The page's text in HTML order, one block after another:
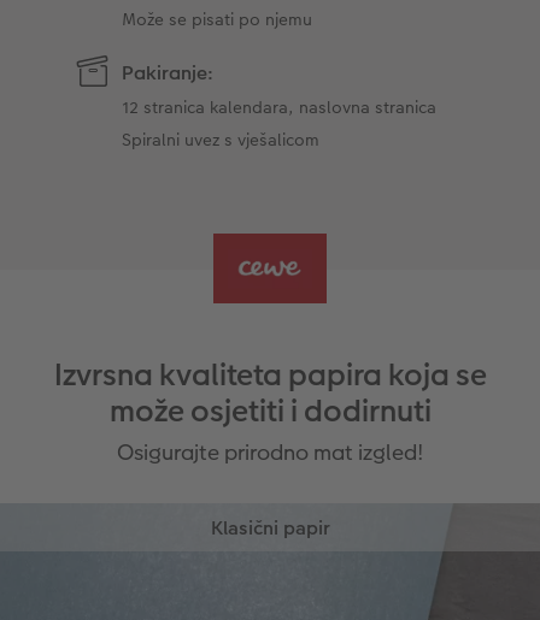
Može se pisati po njemu
Pakiranje:
12 stranica kalendara, naslovna stranica
Spiralni uvez s vješalicom
Izvrsna kvaliteta papira koja se
može osjetiti i dodirnuti
Osigurajte prirodno mat izgled!